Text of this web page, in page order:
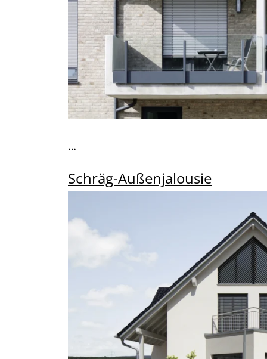
w
a
h
l
…
Schräg-Außenjalousie